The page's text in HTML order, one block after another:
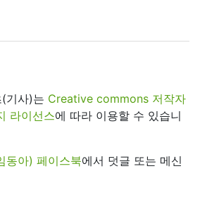
기사)는 Creative commons 저작자
라이선스에 따라 이용할 수 있습니
동아) 페이스북에서 덧글 또는 메신